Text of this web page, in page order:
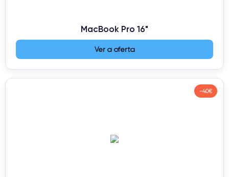
MacBook Pro 16"
Ver a oferta
-40€